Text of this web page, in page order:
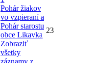
Pohár žiakov
vo vzpieraní a
Pohár starostu
obce Likavka
Zobraziť
všetky
23